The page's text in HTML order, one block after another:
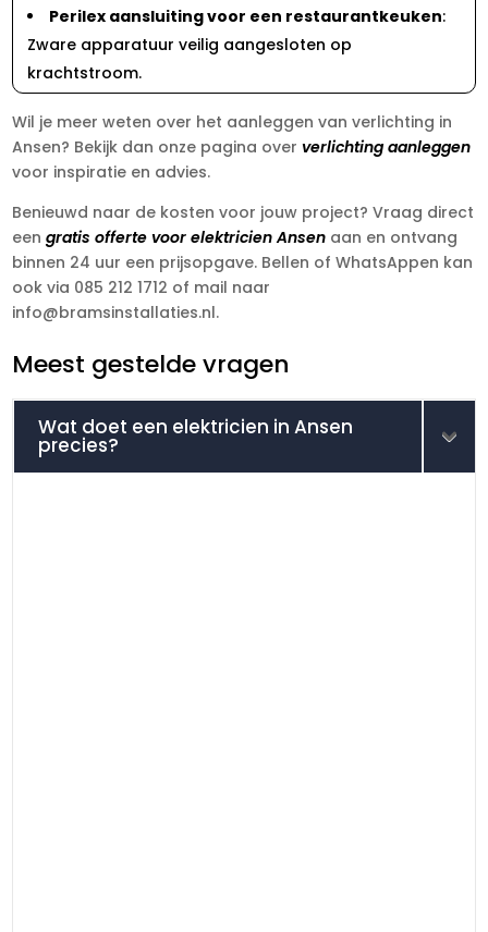
Perilex aansluiting voor een restaurantkeuken:
Zware apparatuur veilig aangesloten op
krachtstroom.
Wil je meer weten over het aanleggen van verlichting in
Ansen? Bekijk dan onze pagina oververlichting aanleggen
voor inspiratie en advies.
Benieuwd naar de kosten voor jouw project? Vraag direct
eengratis offerte voor elektricien Ansen aan en ontvang
binnen 24 uur een prijsopgave. Bellen of WhatsAppen kan
ook via 085 212 1712 of mail naar
info@bramsinstallaties.nl.
Meest gestelde vragen
Wat doet een elektricien in Ansen
precies?